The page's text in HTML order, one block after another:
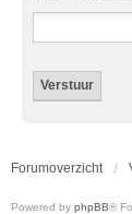
Forumoverzicht
Powered by phpBB®